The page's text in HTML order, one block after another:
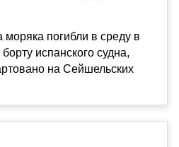
погибли в среду в
испанского судна,
на Сейшельских